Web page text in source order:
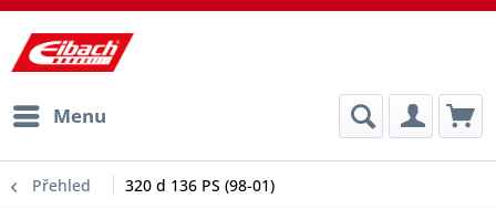
Menu
Přehled 320 d 136 PS (98-01)